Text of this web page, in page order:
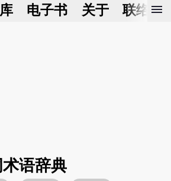
电子书 关于 联络我
menu
语辞典